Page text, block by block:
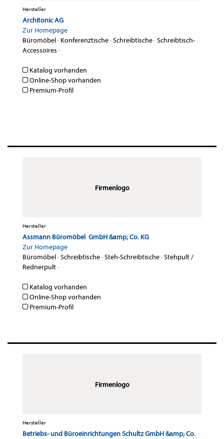
Hersteller
Architonic AG
Zur Homepage
Büromöbel· Konferenztische·Schreibtische·Schreibtisch-
Accessoires ·
Katalog vorhanden
Online-Shop vorhanden
Premium-Profil
Firmenlogo
Hersteller
Assmann Büromöbel GmbH &amp; Co. KG
Zur Homepage
Büromöbel·Schreibtische·Steh-Schreibtische·Stehpult /
Rednerpult·
Katalog vorhanden
Online-Shop vorhanden
Premium-Profil
Firmenlogo
Hersteller
Betriebs- und Büroeinrichtungen Schultz GmbH &amp; Co.